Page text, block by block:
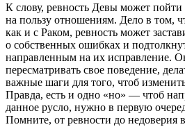
К слову, ревность Девы может пойти
на пользу отношениям. Дело в том,
как и с Раком, ревность может
о собственных ошибках и
направленным на их исправление.
пересматривать свое поведение,
важные шаги для того, чтоб
Правда, есть и одно «но» — чтоб
данное русло, нужно в первую
Помните, от ревности до